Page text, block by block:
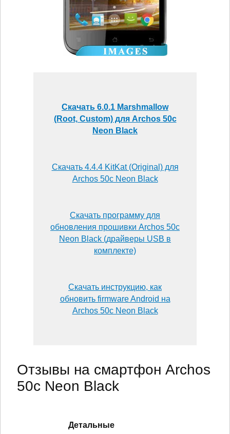
Скачать 6.0.1 Marshmallow
(Root, Custom) для Archos 50c
Neon Black
Скачать 4.4.4 KitKat (Original) для
Archos 50c Neon Black
Скачать программу для
обновления прошивки Archos 50c
Neon Black (драйверы USB в
комплекте)
Скачать инструкцию, как
обновить firmware Android на
Archos 50c Neon Black
Отзывы на смартфон Archos
50c Neon Black
Детальные